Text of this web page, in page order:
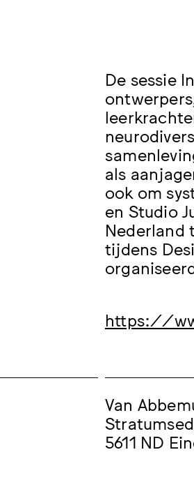
De sessie
als
ook om
en Studio
Nederland
tijdens
https://
Van
5611 ND